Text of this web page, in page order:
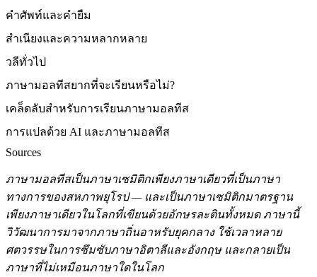
คำศัพท์และคำยืม
สำเนียงและความหลากหลาย
วลีทั่วไป
ภาษามอลทีสยากที่จะเรียนหรือไม่?
เคล็ดลับสำหรับการเรียนภาษามอลทีส
การแปลด้วย AI และภาษามอลทีส
Sources
ภาษามอลทีสเป็นภาษาเซมิติกเพียงภาษาเดียวที่เป็นภาษา
ทางการของสหภาพยุโรป — และเป็นภาษาเซมิติกมาตรฐาน
เพียงภาษาเดียวในโลกที่เขียนด้วยอักษรละตินทั้งหมด ภาษานี้
วิวัฒนาการมาจากภาษาถิ่นอาหรับยุคกลาง ใช้เวลาหลาย
ศตวรรษในการซึมซับภาษาอิตาลีและอังกฤษ และกลายเป็น
ภาษาที่ไม่เหมือนภาษาใดในโลก